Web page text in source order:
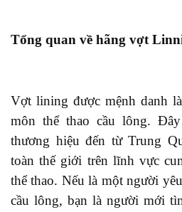
Tổng quan về hãng vợt
Vợt lining được mệnh danh
môn thể thao cầu lông.
thương hiệu đến từ Trung
toàn thế giới trên lĩnh vực
thể thao. Nếu là một người
cầu lông, bạn là người mới